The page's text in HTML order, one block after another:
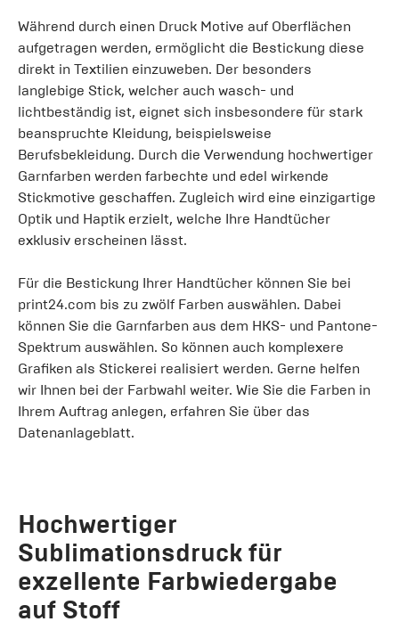
Während durch einen Druck Motive auf Oberflächen
aufgetragen werden, ermöglicht die Bestickung diese
direkt in Textilien einzuweben. Der besonders
langlebige Stick, welcher auch wasch- und
lichtbeständig ist, eignet sich insbesondere für stark
beanspruchte Kleidung, beispielsweise
Berufsbekleidung. Durch die Verwendung hochwertiger
Garnfarben werden farbechte und edel wirkende
Stickmotive geschaffen. Zugleich wird eine einzigartige
Optik und Haptik erzielt, welche Ihre Handtücher
exklusiv erscheinen lässt.
Für die Bestickung Ihrer Handtücher können Sie bei
print24.com bis zu zwölf Farben auswählen. Dabei
können Sie die Garnfarben aus dem HKS- und Pantone-
Spektrum auswählen. So können auch komplexere
Grafiken als Stickerei realisiert werden. Gerne helfen
wir Ihnen bei der Farbwahl weiter. Wie Sie die Farben in
Ihrem Auftrag anlegen, erfahren Sie über das
Datenanlageblatt.
Hochwertiger
Sublimationsdruck für
exzellente Farbwiedergabe
auf Stoff